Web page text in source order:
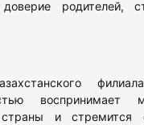
родителей,
страны и стремится